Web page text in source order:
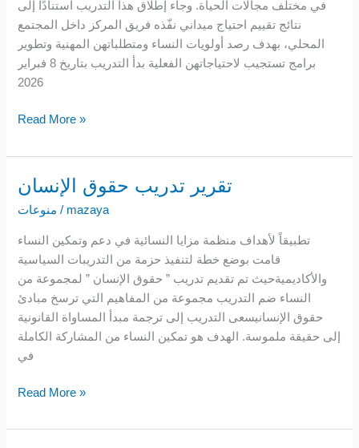
في مختلف مجالات الحياة. وجاء إطلاق هذا التدريب استنادًا إلى
نتائج تقييم احتياج ميداني نفّذه فريق المركز داخل المجتمع
المحلي، بهدف رصد أولويات النساء ومتطلباتهن المهنية وتطوير
برامج تستجيب لاحتياجاتهن الفعلية بدأ التدريب بتاريخ 8 فبراير
2026
Read More »
تقرير تدريب حقوق الإنسان
منوعات / mazaya
تطبيقاً لأهداف منظمة مزايا النسائية في دعم وتمكين النساء
قامت بوضع خطة لتنفيذ حزمة من التدريبات السياسية
والأكاديميةحيث تم تقديم تدريب ” حقوق الإنسان ” لمجموعة من
النساء ضم التدريب مجموعة من المفاهيم التي ترسخ مبادئ
حقوق الإنسانيسعى التدريب إلى ترجمة مبدأ المساواة القانونية
إلى حقيقة ملموسة. الهدف هو تمكين النساء من المشاركة الكاملة
في
تقرير
تدريب
حقوق
الإنسان
Read More »